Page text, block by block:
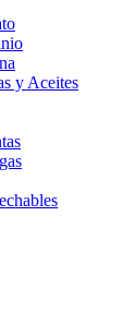
y Aceites